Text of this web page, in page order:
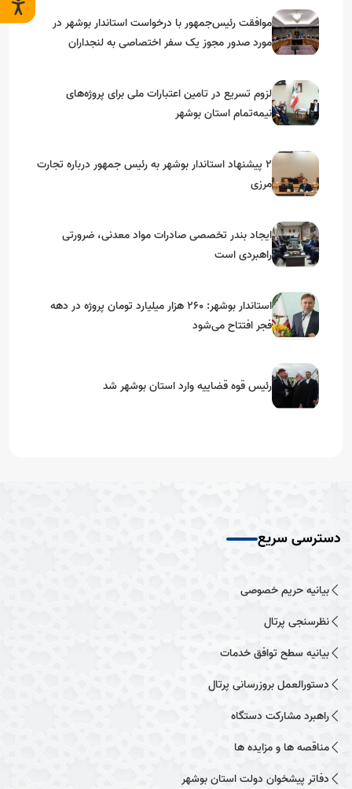
موافقت رئیس‌جمهور با درخواست استاندار بوشهر در
مورد صدور مجوز یک سفر اختصاصی به لنجداران
لزوم تسریع در تامین اعتبارات ملی برای پروژه‌های
نیمه‌تمام استان بوشهر
۲ پیشنهاد استاندار بوشهر به رئیس جمهور درباره تجارت
مرزی
ایجاد بندر تخصصی صادرات مواد معدنی، ضرورتی
راهبردی است
استاندار بوشهر: ۲۶۰ هزار میلیارد تومان پروژه در دهه
فجر افتتاح می‌شود
رئیس قوه قضاییه وارد استان بوشهر شد
دسترسی سریع
بیانیه حریم خصوصی
نظرسنجی پرتال
بیانیه سطح توافق خدمات
دستورالعمل بروزرسانی پرتال
راهبرد مشارکت دستگاه
مناقصه ها و مزایده ها
دفاتر پیشخوان دولت استان بوشهر